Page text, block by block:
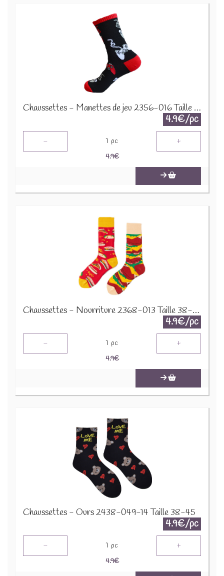
Chaussettes - Manettes de jeu 2356-016 Taille 38-45
4.9€/pc
- 1 pc +
4.9€
Chaussettes - Nourriture 2368-013 Taille 38-45
4.9€/pc
- 1 pc +
4.9€
Chaussettes - Ours 2438-049-14 Taille 38-45
4.9€/pc
- 1 pc +
4.9€